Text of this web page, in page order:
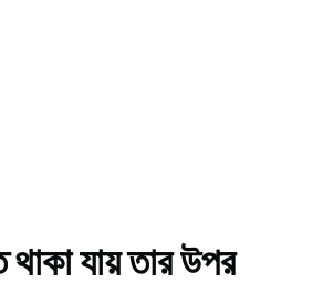
যায় তার উপর